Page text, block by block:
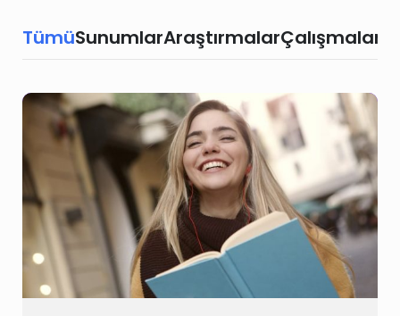
TümüSunumlarAraştırmalarÇalışmalar